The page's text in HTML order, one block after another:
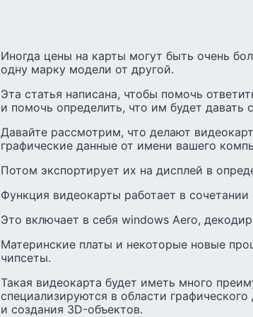
Иногда цены на карты могут быть очень
одну марку модели от другой.
Эта статья написана, чтобы помочь
и помочь определить, что им будет
Давайте рассмотрим, что делают
графические данные от имени вашего
Потом экспортирует их на дисплей в
Функция видеокарты работает в
Это включает в себя windows Aero,
Материнские платы и некоторые новые
чипсеты.
Такая видеокарта будет иметь много
специализируются в области
и создания 3D-объектов.